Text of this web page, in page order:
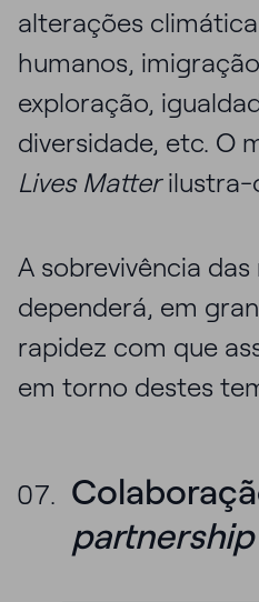
alterações
humanos,
exploração,
diversidade, etc. O
Lives Matterilustra-
A sobrevivência das
dependerá, em
rapidez com que
em torno destes
partnership